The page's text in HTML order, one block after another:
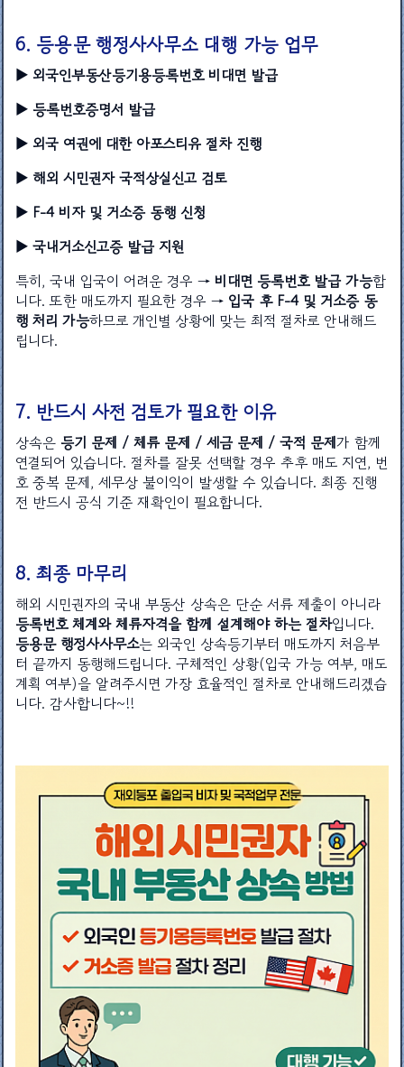
6. 등용문 행정사사무소 대행 가능 업무
▶ 외국인부동산등기용등록번호 비대면 발급
▶ 등록번호증명서 발급
▶ 외국 여권에 대한 아포스티유 절차 진행
▶ 해외 시민권자 국적상실신고 검토
▶ F-4 비자 및 거소증 동행 신청
▶ 국내거소신고증 발급 지원
특히, 국내 입국이 어려운 경우 →비대면 등록번호 발급 가능합
니다. 또한 매도까지 필요한 경우 → 입국 후 F-4 및 거소증 동
행 처리 가능하므로 개인별 상황에 맞는 최적 절차로 안내해드
립니다.
7. 반드시 사전 검토가 필요한 이유
상속은 등기 문제 / 체류 문제 / 세금 문제 / 국적 문제가 함께
연결되어 있습니다. 절차를 잘못 선택할 경우 추후 매도 지연, 번
호 중복 문제, 세무상 불이익이 발생할 수 있습니다. 최종 진행
전 반드시 공식 기준 재확인이 필요합니다.
8. 최종 마무리
해외 시민권자의 국내 부동산 상속은 단순 서류 제출이 아니라
등록번호 체계와 체류자격을 함께 설계해야 하는 절차입니다.
등용문 행정사사무소는 외국인 상속등기부터 매도까지 처음부
터 끝까지 동행해드립니다. 구체적인 상황(입국 가능 여부, 매도
계획 여부)을 알려주시면 가장 효율적인 절차로 안내해드리겠습
니다. 감사합니다~!!